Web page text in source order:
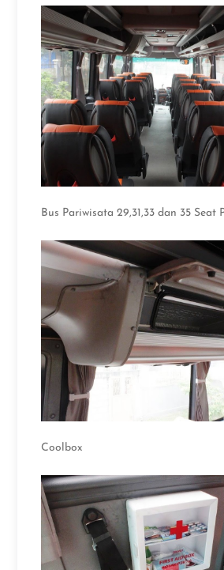
Bus Pariwisata 29,31,33 dan 35 Seat
Coolbox